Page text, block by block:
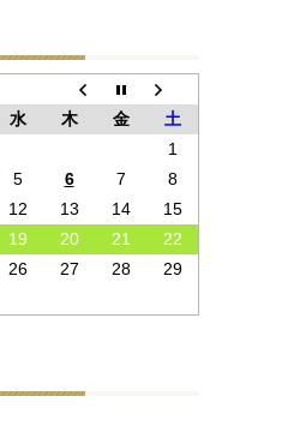
水 木 金
土
1
5 6 7
8
12 13 14
15
19 20 21
22
26 27 28
29